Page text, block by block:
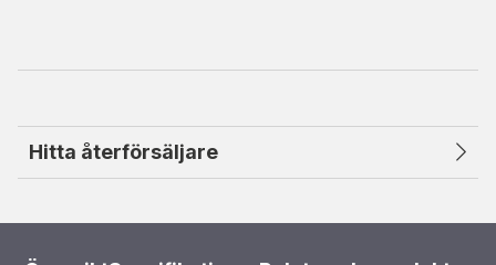
Hitta återförsäljare